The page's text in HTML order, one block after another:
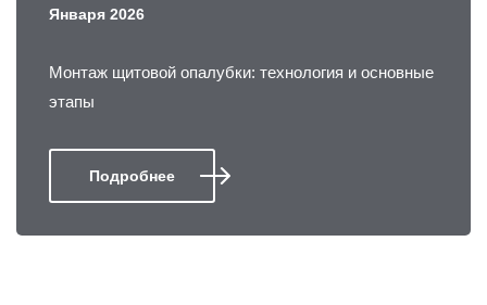
Января 2026
Монтаж щитовой опалубки: технология и основные
этапы
Подробнее